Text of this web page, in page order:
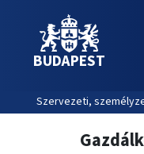
BUDAPEST
Szervezeti,